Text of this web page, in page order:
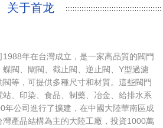
关于首龙
年在台灣成立，是一家高品質的閥門
閥、閘閥、截止閥、逆止閥、Y型過濾
等，可提供多種尺寸和材質。這些閥門
、印染、食品、制藥、冶金、給排水系
年公司進行了擴建，在中國大陸華南區成
產品結構為主的大陸工廠，投資1000萬